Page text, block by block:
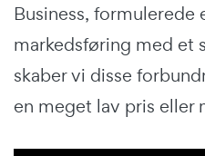
Business,
markedsføring med et
skaber vi disse
en meget lav pris eller